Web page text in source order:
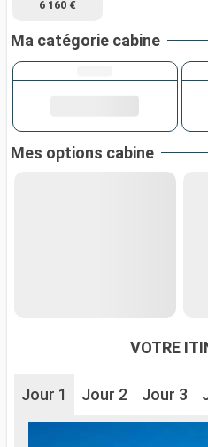
6 160 €
Ma catégorie cabine
Mes options cabine
VOTRE
Jour 1 Jour 2 Jour 3